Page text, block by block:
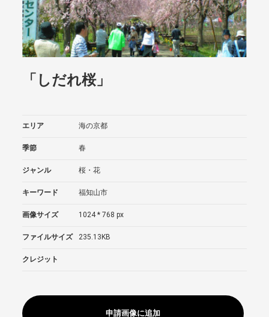
「しだれ桜」
エリア 海の京都
季節 春
ジャンル 桜・花
キーワード 福知山市
画像サイズ 1024 * 768 px
ファイルサイズ 235.13KB
クレジット
申請画像に追加